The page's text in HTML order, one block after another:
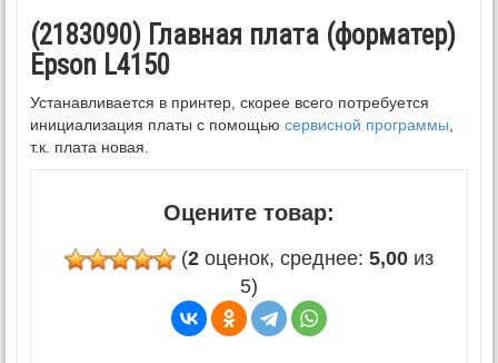
(2183090) Главная плата (форматер)
Epson L4150
Устанавливается в принтер, скорее всего потребуется
инициализация платы с помощью сервисной программы
т.к. плата новая.
Оцените товар:
(2 оценок, среднее: 5,00 из
5)